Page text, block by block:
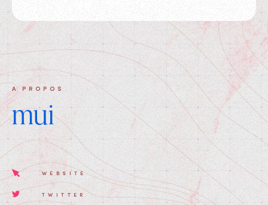
A PROPOS
mui
WEBSITE
TWITTER